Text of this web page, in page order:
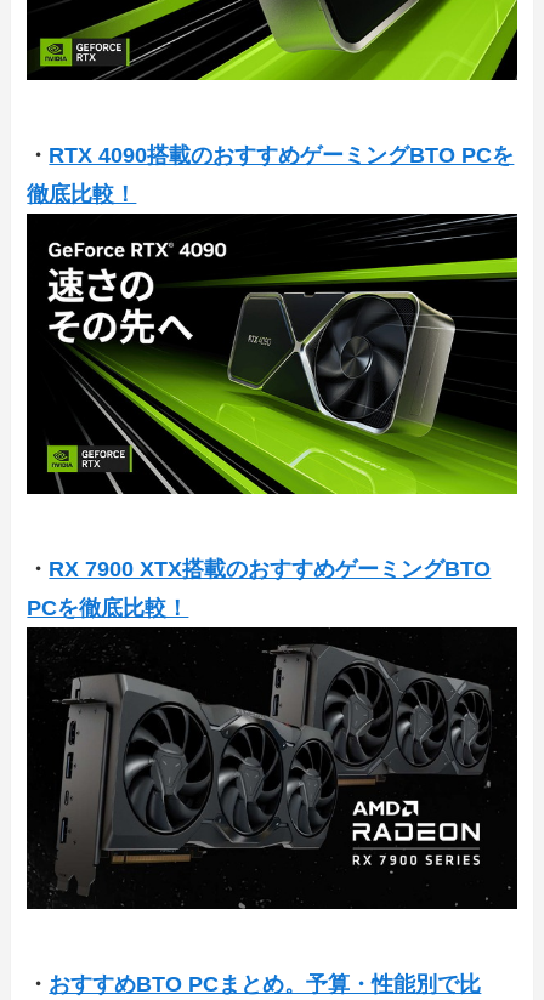
・ RTX 4090搭載のおすすめゲーミングBTO PCを
徹底比較！
・ RX 7900 XTX搭載のおすすめゲーミングBTO
PCを徹底比較！
・ おすすめBTO PCまとめ。予算・性能別で比